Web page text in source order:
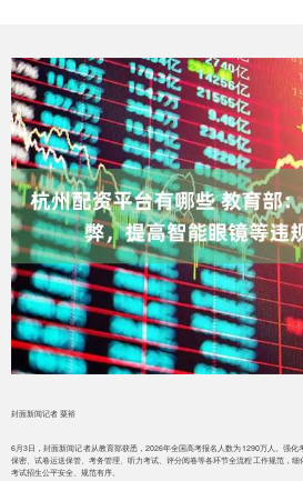
封面新闻记者 粟裕
6月3日，封面新闻记者从教育部获悉，2026年全国高考报名人数为1290万人。强
保密、试卷运送保管、考务管理、听力考试、评分阅卷等各环节全流程工作规范，
考试招生公平安全、规范有序。